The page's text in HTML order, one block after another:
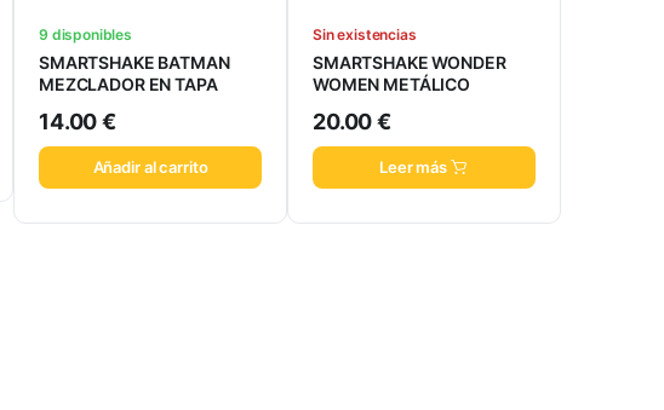
9 disponibles
SMARTSHAKE BATMAN
MEZCLADOR EN TAPA
14.00€
Añadir al carrito
Sin existencias
SMARTSHAKE WONDER
WOMEN METÁLICO
20.00€
Leer más